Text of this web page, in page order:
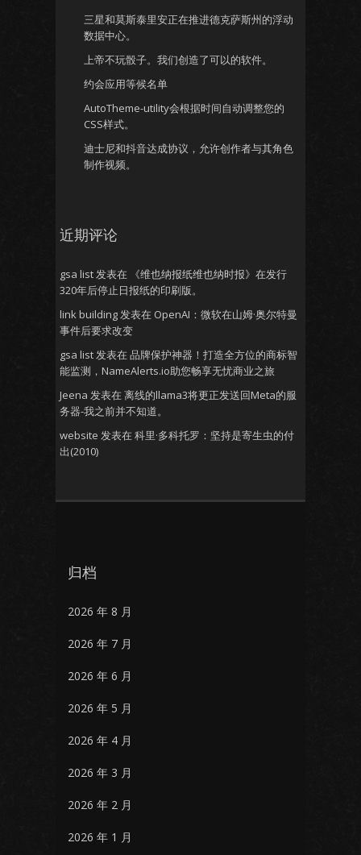
三星和莫斯泰里安正在推进德克萨斯州的浮动
数据中心。
上帝不玩骰子。我们创造了可以的软件。
约会应用等候名单
AutoTheme-utility会根据时间自动调整您的
CSS样式。
迪士尼和抖音达成协议，允许创作者与其角色
制作视频。
近期评论
gsa list发表在
《维也纳报纸维也纳时报》在发行
320年后停止日报纸的印刷版。
link building发表在 OpenAI：微软在山姆·奥尔特曼
事件后要求改变
gsa list发表在 品牌保护神器！打造全方位的商标智
能监测，NameAlerts.io助您畅享无忧商业之旅
Jeena 发表在 离线的llama3将更正发送回Meta的服
务器-我之前并不知道。
website 发表在 科里·多科托罗：坚持是寄生虫的付
出(2010)
归档
2026 年 8 月
2026 年 7 月
2026 年 6 月
2026 年 5 月
2026 年 4 月
2026 年 3 月
2026 年 2 月
2026 年 1 月